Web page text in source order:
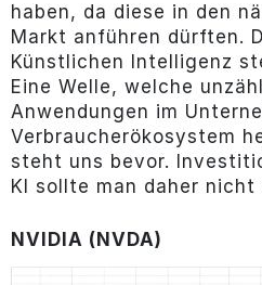
haben, da diese in den
Markt anführen dürften.
Künstlichen Intelligenz
Eine Welle, welche
Anwendungen im
Verbraucherökosystem
steht uns bevor.
KI sollte man daher nicht
NVIDIA (NVDA)